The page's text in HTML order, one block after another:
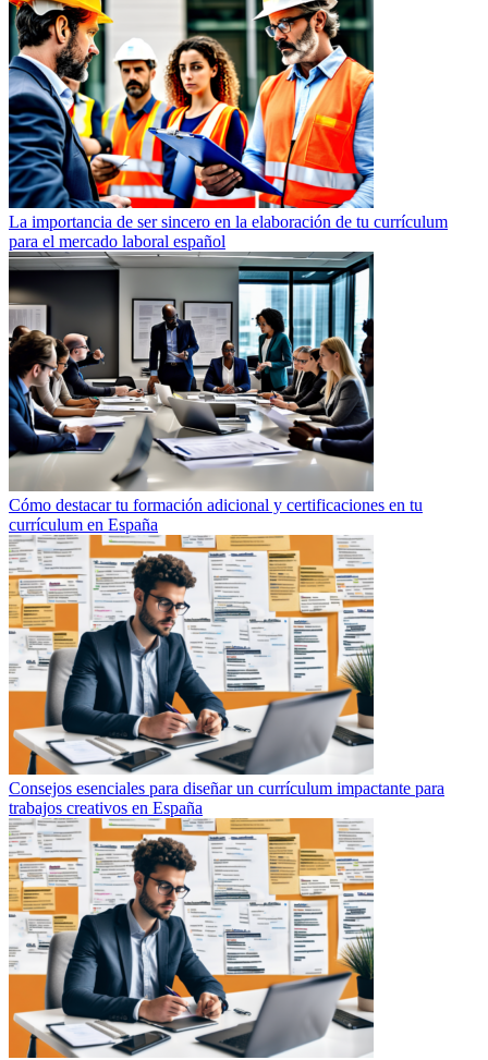
La importancia de ser sincero en la elaboración de tu currículum
para el mercado laboral español
Cómo destacar tu formación adicional y certificaciones en tu
currículum en España
Consejos esenciales para diseñar un currículum impactante para
trabajos creativos en España